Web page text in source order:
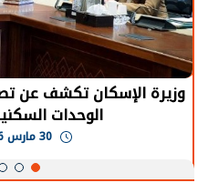
الرئيس السيسي: توقف
يحتاج إلى سنوات لعودة